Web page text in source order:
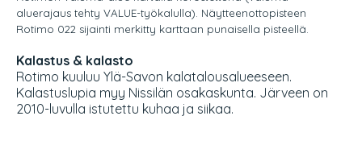
aluerajaus tehty VALUE-työkalulla). Näytteenottopisteen
Rotimo 022 sijainti merkitty karttaan punaisella pisteellä.
Kalastus & kalasto
Rotimo kuuluu Ylä-Savon kalatalousalueeseen.
Kalastuslupia myy Nissilän osakaskunta. Järveen on
2010-luvulla istutettu kuhaa ja siikaa.